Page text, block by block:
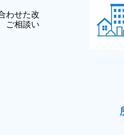
わせた改
ご相談い